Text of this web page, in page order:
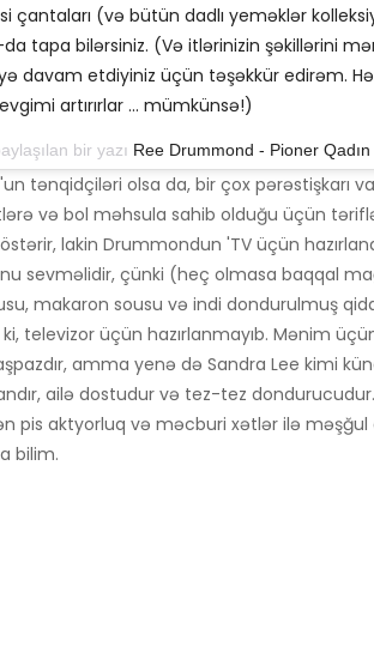
çantaları (və bütün dadlı yeməklər
tapa bilərsiniz. (Və itlərinizin şəkillərini
davam etdiyiniz üçün təşəkkür edirəm.
artırırlar ... mümkünsə!)
bir yazı Ree Drummond - Pioner Qadın
tənqidçiləri olsa da, bir çox pərəstişkarı
və bol məhsula sahib olduğu üçün
lakin Drummondun 'TV üçün
sevməlidir, çünki (heç olmasa baqqal
makaron sousu və indi dondurulmuş
ki, televizor üçün hazırlanmayıb. Mənim
amma yenə də Sandra Lee kimi
ailə dostudur və tez-tez
pis aktyorluq və məcburi xətlər ilə
bilim.